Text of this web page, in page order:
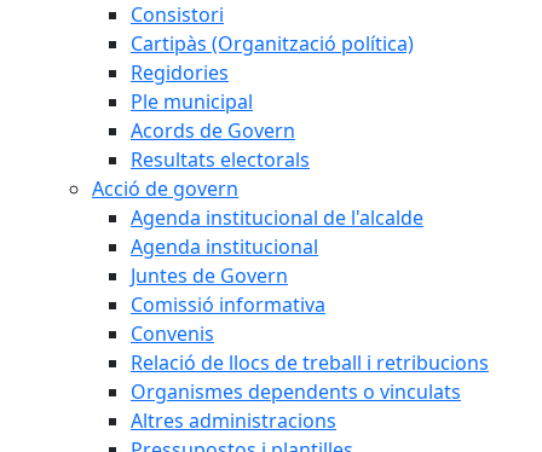
Consistori
Cartipàs (Organització política)
Regidories
Ple municipal
Acords de Govern
Resultats electorals
Acció de govern
Agenda institucional de l'alcalde
Agenda institucional
Juntes de Govern
Comissió informativa
Convenis
Relació de llocs de treball i retribucions
Organismes dependents o vinculats
Altres administracions